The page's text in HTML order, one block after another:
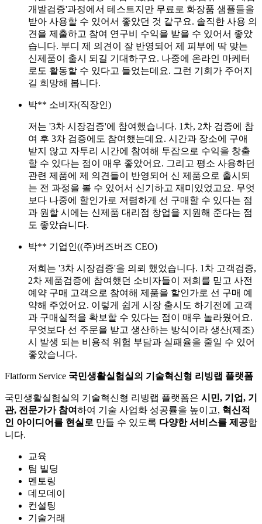
개발검증'과정에서 테스트지만 무료로 화장품 샘플들을
받아 사용할 수 있어서 좋았던 것 같구요. 솔직한 사용 의
견을 제출하고 참여 연구비 수익을 받을 수 있어서 좋았
습니다. 부디 제 의견이 잘 반영되어 제 피부에 딱 맞는
신제품이 출시 되길 기대하구요. 나중에 온라인 마케터
로도 활동할 수 있다고 들었는데요. 그런 기회가 주어지
길 희망해 봅니다.
박** 소비자(직장인)
저는 '3차 시장검증'에 참여했습니다. 1차, 2차 검증에 참
여 후 3차 검증에도 참여했는데요. 시간과 장소에 구애
받지 않고 자투리 시간에 참여해 투잡으로 수익을 창출
할 수 있다는 점이 매우 좋았어요. 그리고 평소 사용하던
관련 제품에 제 의견들이 반영되어 신 제품으로 출시되
는 전 과정을 볼 수 있어서 신기하고 재미있었고요. 무엇
보다 나중에 할인가로 저렴하게 선 구매할 수 있다는 점
과 원할 시에는 신제품 대리점 창업을 지원해 준다는 점
도 좋았습니다.
박** 기업인((주)버즈버즈 CEO)
저희는 '3차 시장검증'을 의뢰 했었습니다. 1차 고객검증,
2차 제품검증에 참여했던 소비자들이 저희를 믿고 사전
예약 구매 고객으로 참여해 제품을 할인가로 선 구매 예
약해 주었어요. 이렇게 쉽게 시장 출시도 하기전에 고객
과 구매실적을 확보할 수 있다는 점이 매우 놀라웠어요.
무엇보다 선 주문을 받고 생산하는 방식이라 생산(제조)
시 발생 되는 비용적 위험 부담과 실패율을 줄일 수 있어
좋았습니다.
Flatform Service 국민생활실험실의 기술혁신형 리빙랩 플랫폼
국민생활실험실의 기술혁신형 리빙랩 플랫폼은 시민, 기업, 기
관, 전문가가 참여하여 기술 사업화 성공률을 높이고, 혁신적
인 아이디어를 현실로 만들 수 있도록 다양한 서비스를 제공합
니다.
교육
팀 빌딩
멘토링
데모데이
컨설팅
기술거래